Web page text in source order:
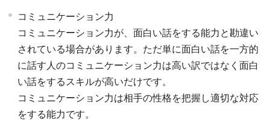
コミュニケーション力
コミュニケーション力が、面白い話をする能力と勘違い
されている場合があります。ただ単に面白い話を一方的
に話す人のコミュニケーション力は高い訳ではなく面白
い話をするスキルが高いだけです。
コミュニケーション力は相手の性格を把握し適切な対応
をする能力です。